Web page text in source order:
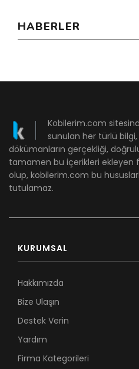
HABERLER
Kobilerim.com
sunulan her türlü
dökümanların gerçekliği,
tamamen bu içerikleri ekleyen
olup, kobilerim.com bu
tutulamaz.
KURUMSAL
Hakkımızda
Bize Ulaşın
Destek Verin
Yardım
Firma Kategorileri